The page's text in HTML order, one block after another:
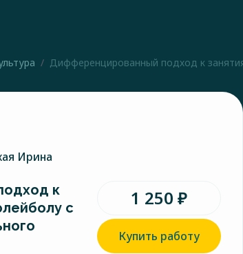
Дифференцированный подход к
Ирина
к
с
1 250 ₽
Купить работу